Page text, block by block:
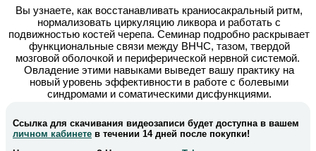
Вы узнаете, как восстанавливать краниосакральный ритм,
нормализовать циркуляцию ликвора и работать с
подвижностью костей черепа. Семинар подробно раскрывает
функциональные связи между ВНЧС, тазом, твердой
мозговой оболочкой и периферической нервной системой.
Овладение этими навыками выведет вашу практику на
новый уровень эффективности в работе с болевыми
синдромами и соматическими дисфункциями.
Ссылка для скачивания видеозаписи будет доступна в вашем
личном кабинете в течении 14 дней после покупки!